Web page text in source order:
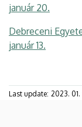
január 20.
Debreceni
január 13.
Last update: 2023. 01.